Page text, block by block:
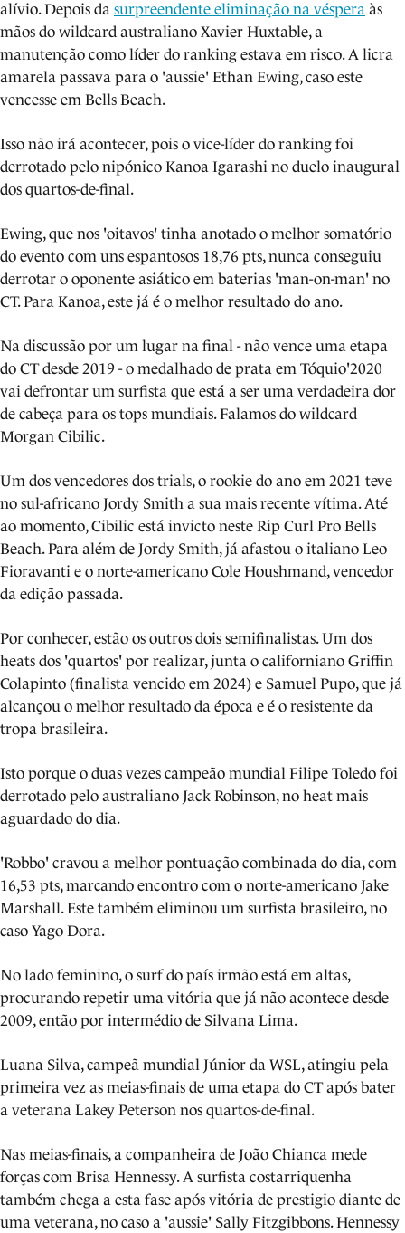
alívio. Depois da surpreendente eliminação na véspera às
mãos do wildcard australiano Xavier Huxtable, a
manutenção como líder do ranking estava em risco. A licra
amarela passava para o 'aussie' Ethan Ewing, caso este
vencesse em Bells Beach.
Isso não irá acontecer, pois o vice-líder do ranking foi
derrotado pelo nipónico Kanoa Igarashi no duelo inaugural
dos quartos-de-final.
Ewing, que nos 'oitavos' tinha anotado o melhor somatório
do evento com uns espantosos 18,76 pts, nunca conseguiu
derrotar o oponente asiático em baterias 'man-on-man' no
CT. Para Kanoa, este já é o melhor resultado do ano.
Na discussão por um lugar na final - não vence uma etapa
do CT desde 2019 - o medalhado de prata em Tóquio'2020
vai defrontar um surfista que está a ser uma verdadeira dor
de cabeça para os tops mundiais. Falamos do wildcard
Morgan Cibilic.
Um dos vencedores dos trials, o rookie do ano em 2021 teve
no sul-africano Jordy Smith a sua mais recente vítima. Até
ao momento, Cibilic está invicto neste Rip Curl Pro Bells
Beach. Para além de Jordy Smith, já afastou o italiano Leo
Fioravanti e o norte-americano Cole Houshmand, vencedor
da edição passada.
Por conhecer, estão os outros dois semifinalistas. Um dos
heats dos 'quartos' por realizar, junta o californiano Griffin
Colapinto (finalista vencido em 2024) e Samuel Pupo, que já
alcançou o melhor resultado da época e é o resistente da
tropa brasileira.
Isto porque o duas vezes campeão mundial Filipe Toledo foi
derrotado pelo australiano Jack Robinson, no heat mais
aguardado do dia.
'Robbo' cravou a melhor pontuação combinada do dia, com
16,53 pts, marcando encontro com o norte-americano Jake
Marshall. Este também eliminou um surfista brasileiro, no
caso Yago Dora.
No lado feminino, o surf do país irmão está em altas,
procurando repetir uma vitória que já não acontece desde
2009, então por intermédio de Silvana Lima.
Luana Silva, campeã mundial Júnior da WSL, atingiu pela
primeira vez as meias-finais de uma etapa do CT após bater
a veterana Lakey Peterson nos quartos-de-final.
Nas meias-finais, a companheira de João Chianca mede
forças com Brisa Hennessy. A surfista costarriquenha
também chega a esta fase após vitória de prestigio diante de
uma veterana, no caso a 'aussie' Sally Fitzgibbons. Hennessy